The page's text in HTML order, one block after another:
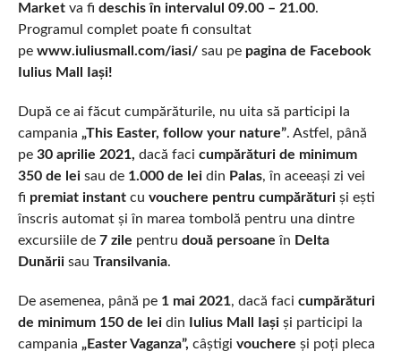
Marketva fi deschis în intervalul 09.00 – 21.00.
Programul complet poate fi consultat
pe www.iuliusmall.com/iasi/sau pe pagina de Facebook
Iulius Mall Iași!
După ce ai făcut cumpărăturile, nu uita să participi la
campania „This Easter, follow your nature”. Astfel, până
pe 30 aprilie 2021, dacă faci cumpărături de minimum
350 de lei sau de 1.000 de lei din Palas, în aceeași zi vei
fi premiat instantcu vouchere pentru cumpărăturiși ești
înscris automat și în marea tombolă pentru una dintre
excursiile de 7 zile pentru două persoane în Delta
Dunăriisau Transilvania.
De asemenea, până pe 1 mai 2021, dacă faci cumpărături
de minimum 150 de leidin Iulius Mall Iașiși participi la
campania „Easter Vaganza”, câștigi vouchere și poți pleca